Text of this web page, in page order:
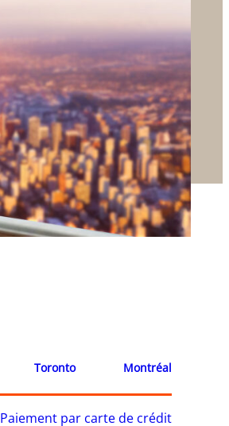
Toronto Montréal
Paiement par carte de crédit